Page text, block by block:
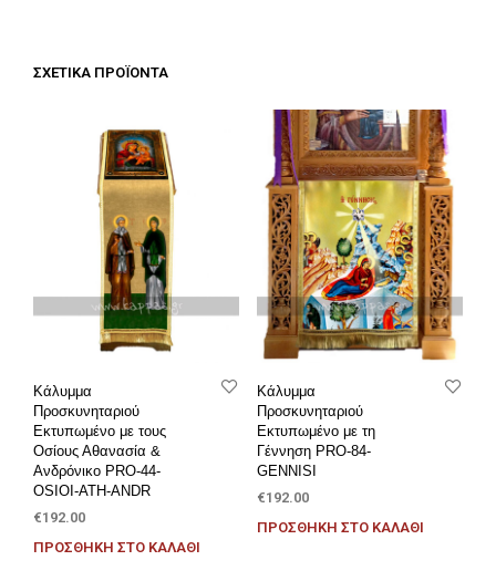
ΣΧΕΤΙΚΆ ΠΡΟΪΌΝΤΑ
Κάλυμμα
Προσκυνηταριού
Εκτυπωμένο με τους
Οσίους Αθανασία &
Ανδρόνικο PRO-44-
OSIOI-ATH-ANDR
€192.00
ΠΡΟΣΘΉΚΗ ΣΤΟ ΚΑΛΆΘΙ
Κάλυμμα
Προσκυνηταριού
Εκτυπωμένο με τη
Γέννηση PRO-84-
GENNISI
€192.00
ΠΡΟΣΘΉΚΗ ΣΤΟ ΚΑΛΆΘΙ